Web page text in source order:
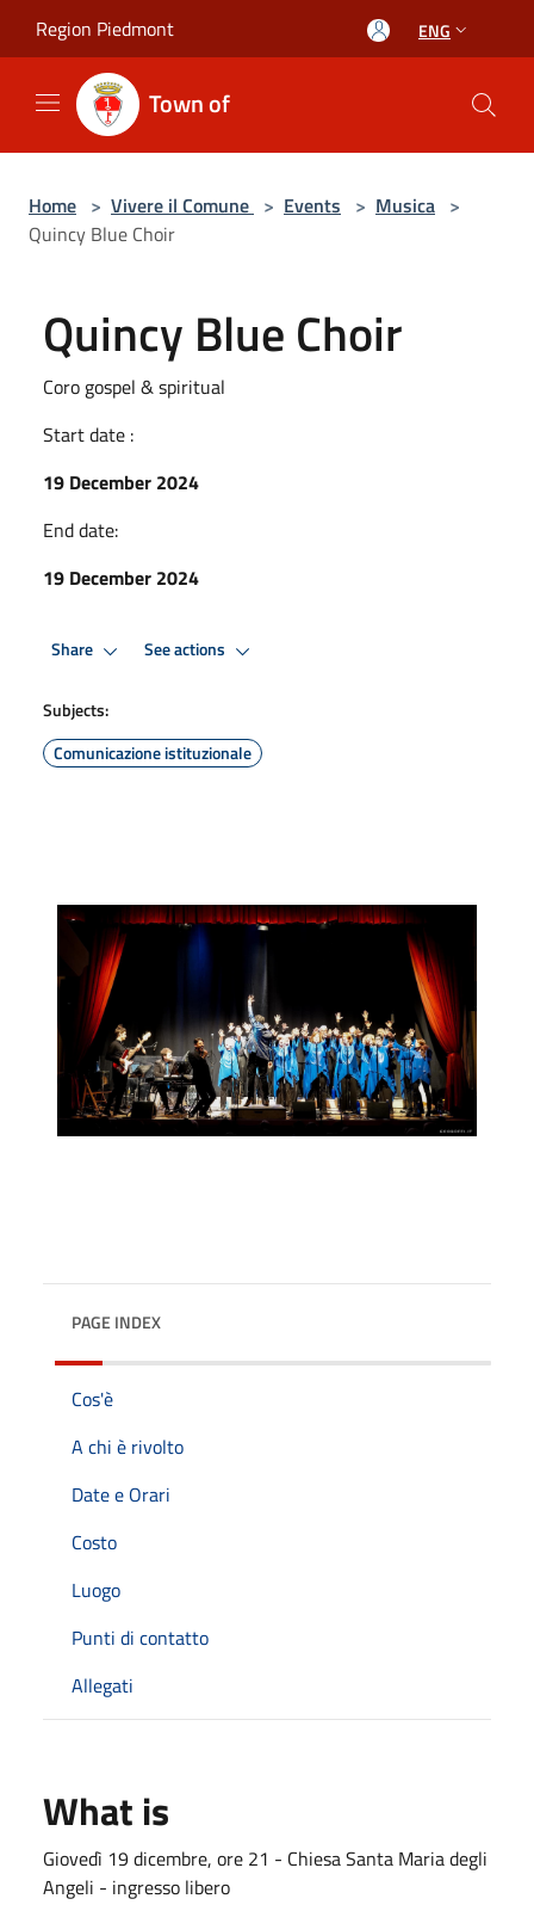
Region Piedmont ENG
Town of
Home > Vivere il Comune > Events > Musica >
Quincy Blue Choir
Quincy Blue Choir
Coro gospel & spiritual
Start date :
19 December 2024
End date:
19 December 2024
Share See actions
Subjects:
Comunicazione istituzionale
PAGE INDEX
Cos'è
A chi è rivolto
Date e Orari
Costo
Luogo
Punti di contatto
Allegati
What is
Giovedì 19 dicembre, ore 21 - Chiesa Santa Maria degli
Angeli - ingresso libero